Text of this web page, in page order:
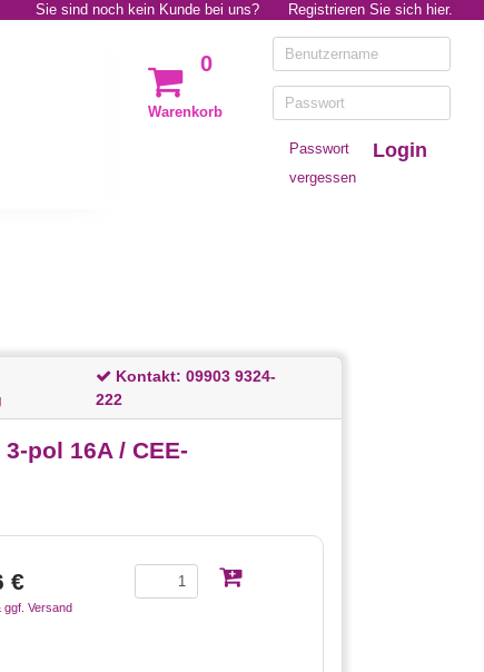
Sie sind noch kein Kunde bei uns? Registrieren Sie sich hier.
0
Warenkorb
Passwort
vergessen
Login
Kontakt:09903 9324-
222
pol 16A / CEE-
€
ggf. Versand